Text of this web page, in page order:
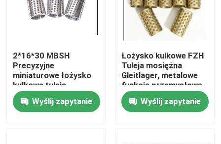
Wycieczka po fabryce
Kontrola jakości
Skontaktuj się z nami
Poprosić o wycenę
2*16*30 MBSH
Precyzyjne
miniaturowe łożysko
kulkowe tuleja
miedziana tuleja ze
stopu aluminium
Wyślij zapytanie
Łożysko kulkowe FZH
Tuleja mosiężna
Gleitlager, metalowe
funkcje przemysłowe
Wyślij zapytanie